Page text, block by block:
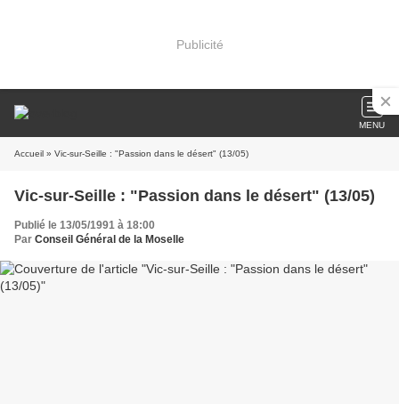
Publicité
MENU
Accueil » Vic-sur-Seille : "Passion dans le désert" (13/05)
Vic-sur-Seille : "Passion dans le désert" (13/05)
Publié le 13/05/1991 à 18:00
Par Conseil Général de la Moselle